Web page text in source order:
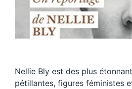
⁣Nellie Bly est des plus
pétillantes, figures féministes